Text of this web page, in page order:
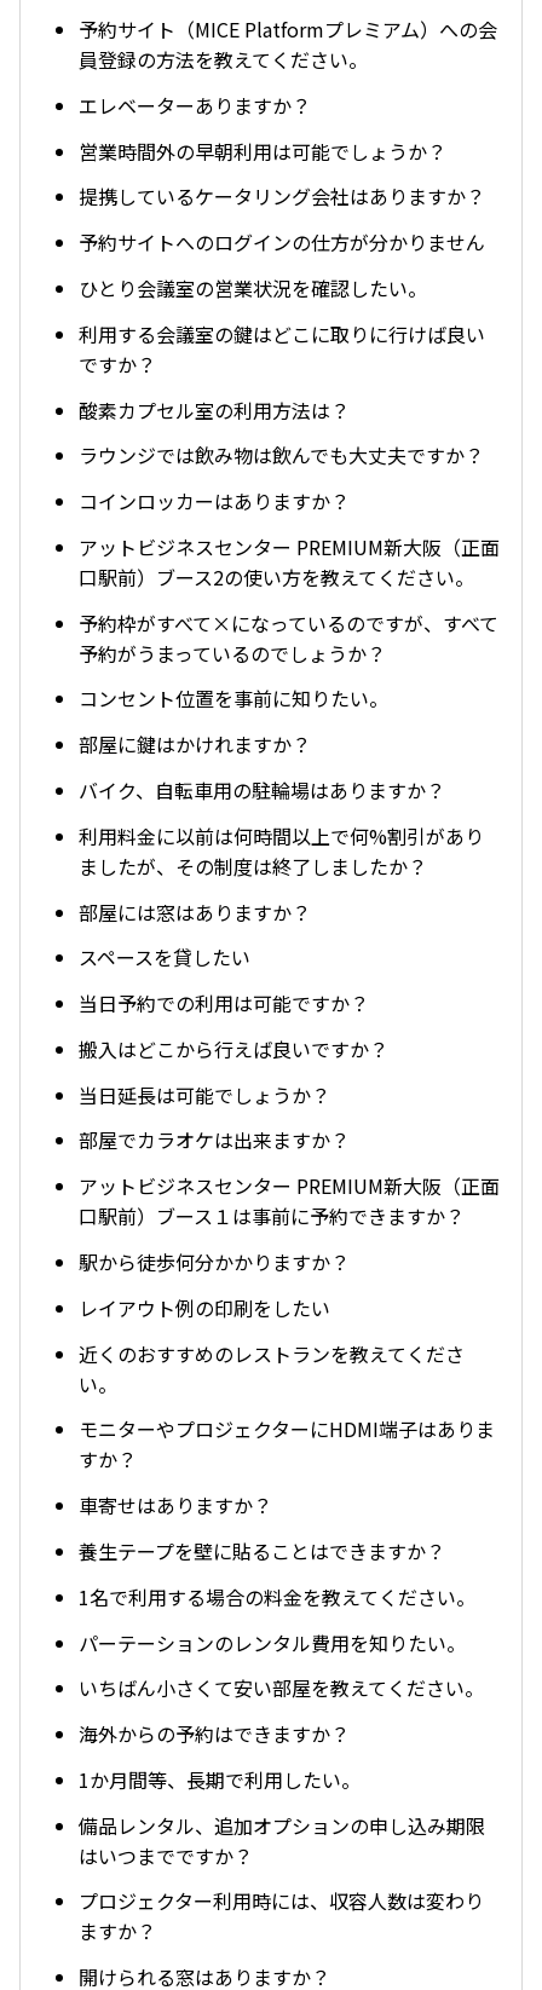
予約サイト（MICE Platformプレミアム）への会
員登録の方法を教えてください。
エレベーターありますか？
営業時間外の早朝利用は可能でしょうか？
提携しているケータリング会社はありますか？
予約サイトへのログインの仕方が分かりません
ひとり会議室の営業状況を確認したい。
利用する会議室の鍵はどこに取りに行けば良い
ですか？
酸素カプセル室の利用方法は？
ラウンジでは飲み物は飲んでも大丈夫ですか？
コインロッカーはありますか？
アットビジネスセンター PREMIUM新大阪（正面
口駅前）ブース2の使い方を教えてください。
予約枠がすべて×になっているのですが、すべて
予約がうまっているのでしょうか？
コンセント位置を事前に知りたい。
部屋に鍵はかけれますか？
バイク、自転車用の駐輪場はありますか？
利用料金に以前は何時間以上で何%割引があり
ましたが、その制度は終了しましたか？
部屋には窓はありますか？
スペースを貸したい
当日予約での利用は可能ですか？
搬入はどこから行えば良いですか？
当日延長は可能でしょうか？
部屋でカラオケは出来ますか？
アットビジネスセンター PREMIUM新大阪（正面
口駅前）ブース１は事前に予約できますか？
駅から徒歩何分かかりますか？
レイアウト例の印刷をしたい
近くのおすすめのレストランを教えてくださ
い。
モニターやプロジェクターにHDMI端子はありま
すか？
車寄せはありますか？
養生テープを壁に貼ることはできますか？
1名で利用する場合の料金を教えてください。
パーテーションのレンタル費用を知りたい。
いちばん小さくて安い部屋を教えてください。
海外からの予約はできますか？
1か月間等、長期で利用したい。
備品レンタル、追加オプションの申し込み期限
はいつまでですか？
プロジェクター利用時には、収容人数は変わり
ますか？
開けられる窓はありますか？